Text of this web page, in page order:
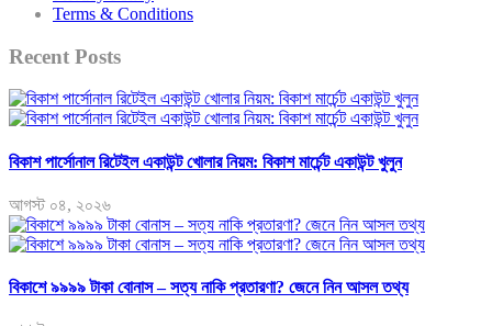
Terms & Conditions
Recent Posts
বিকাশ পার্সোনাল রিটেইল একাউন্ট খোলার নিয়ম: বিকাশ মার্চেন্ট একাউন্ট খুলুন
আগস্ট ০৪, ২০২৬
বিকাশে ৯৯৯৯ টাকা বোনাস – সত্য নাকি প্রতারণা? জেনে নিন আসল তথ্য